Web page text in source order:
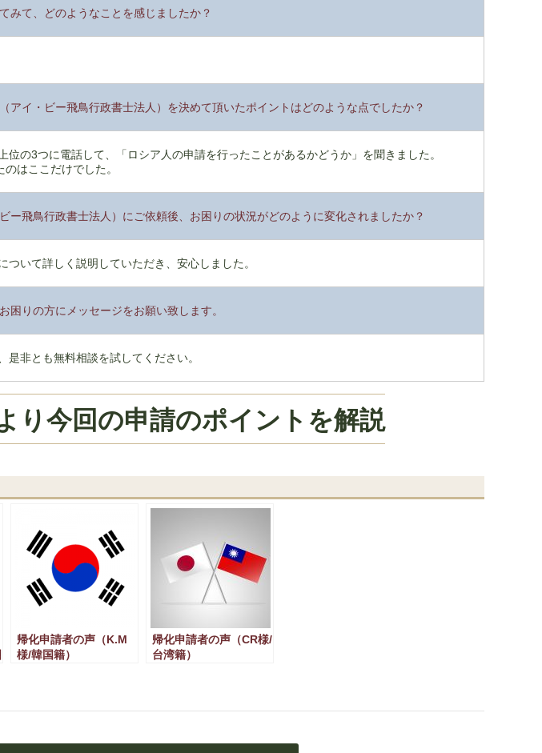
みて、どのようなことを感じましたか？
アイ・ビー飛鳥行政書士法人）を決めて頂いたポイントはどのような点でしたか？
位の3つに電話して、「ロシア人の申請を行ったことがあるかどうか」を聞きました。
のはここだけでした。
ー飛鳥行政書士法人）にご依頼後、お困りの状況がどのように変化されましたか？
ついて詳しく説明していただき、安心しました。
困りの方にメッセージをお願い致します。
是非とも無料相談を試してください。
り今回の申請のポイントを解説
帰化申請者の声（K.M
様/韓国籍）
帰化申請者の声（CR様/
台湾籍）